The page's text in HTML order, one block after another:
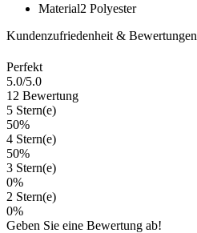
Material2 Polyester
Kundenzufriedenheit & Bewertungen
Perfekt
5.0/5.0
12 Bewertung
5 Stern(e)
50%
4 Stern(e)
50%
3 Stern(e)
0%
2 Stern(e)
0%
Geben Sie eine Bewertung ab!